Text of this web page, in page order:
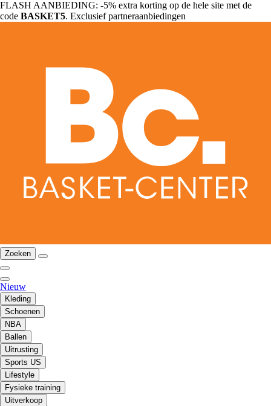
FLASH AANBIEDING: -5% extra korting op de hele site met de
code BASKET5. Exclusief partneraanbiedingen
Zoeken
Nieuw
Kleding
Schoenen
NBA
Ballen
Uitrusting
Sports US
Lifestyle
Fysieke training
Uitverkoop